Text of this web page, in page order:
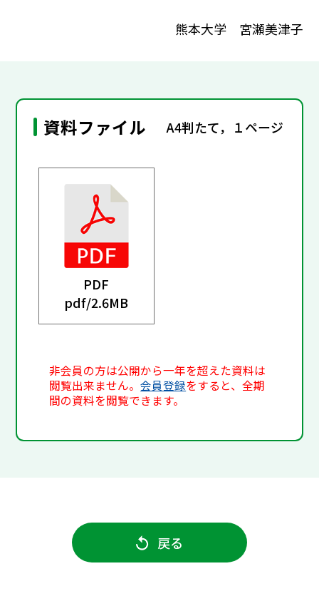
熊本大学 宮瀬美津子
資料ファイル A4判たて，１ページ
PDF
pdf/2.6MB
非会員の方は公開から一年を超えた資料は
閲覧出来ません。会員登録をすると、全期
間の資料を閲覧できます。
戻る